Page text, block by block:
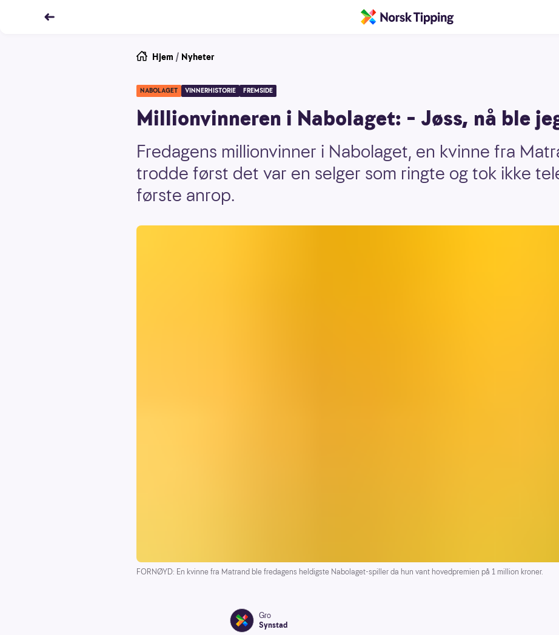
Hjem / Nyheter
NABOLAGET VINNERHISTORIE FREMSIDE
Millionvinneren i Nabolaget: – Jøss, nå ble
Fredagens millionvinner i Nabolaget, en kvinne fra
trodde først det var en selger som ringte og tok ikke
første anrop.
FORNØYD: En kvinne fra Matrand ble fredagens heldigste Nabolaget-spiller da hun vant hovedpremien på 1 million kroner.
Gro
Synstad